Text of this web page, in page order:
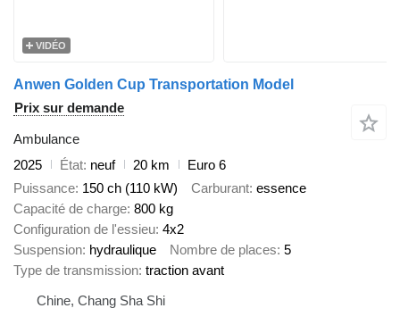
VIDÉO
Anwen Golden Cup Transportation Model
Prix sur demande
Ambulance
2025
État neuf 20 km
Euro 6
Puissance 150 ch (110 kW) Carburant essence
Capacité de charge 800 kg
Configuration de l'essieu 4x2
Suspension hydraulique Nombre de places 5
Type de transmission traction avant
Chine, Chang Sha Shi